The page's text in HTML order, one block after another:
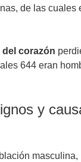
de las cuales
corazón
644 eran
y
masculina,